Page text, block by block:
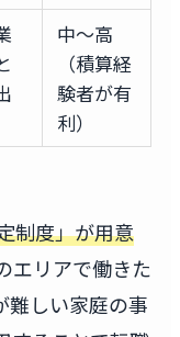
中〜高
（積算経
験者が有
利）
制度」が用意
エリアで働きた
難しい家庭の事